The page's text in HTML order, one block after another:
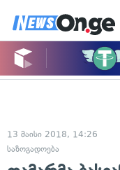
13 მაისი 2018, 14:26
საზოგადოება